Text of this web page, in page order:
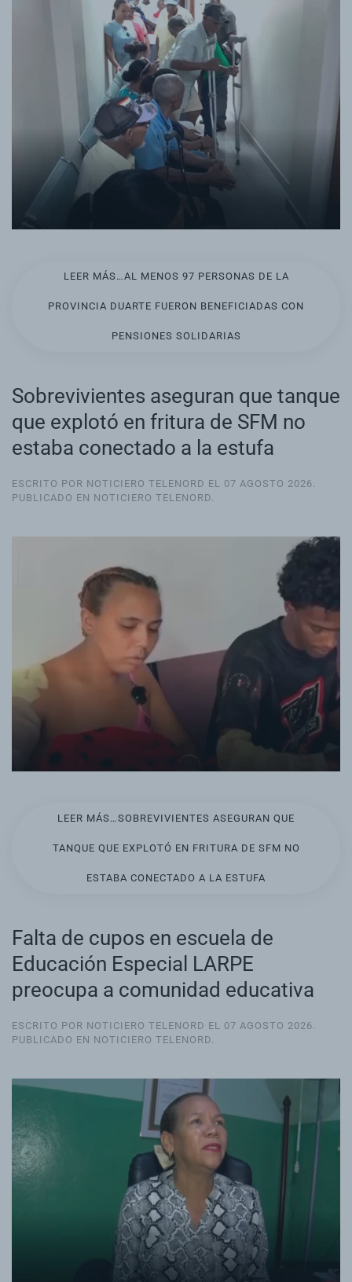
LEER MÁS…AL MENOS 97 PERSONAS DE LA
PROVINCIA DUARTE FUERON BENEFICIADAS CON
PENSIONES SOLIDARIAS
Sobrevivientes aseguran que tanque
que explotó en fritura de SFM no
estaba conectado a la estufa
ESCRITO POR NOTICIERO TELENORD EL 07 AGOSTO 2026.
PUBLICADO EN NOTICIERO TELENORD.
LEER MÁS…SOBREVIVIENTES ASEGURAN QUE
TANQUE QUE EXPLOTÓ EN FRITURA DE SFM NO
ESTABA CONECTADO A LA ESTUFA
Falta de cupos en escuela de
Educación Especial LARPE
preocupa a comunidad educativa
ESCRITO POR NOTICIERO TELENORD EL 07 AGOSTO 2026.
PUBLICADO EN NOTICIERO TELENORD.